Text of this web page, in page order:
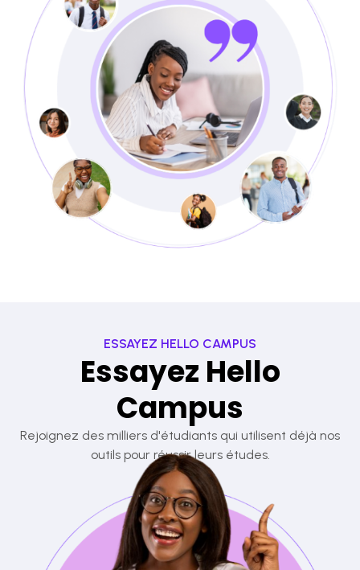
ESSAYEZ HELLO CAMPUS
Essayez Hello
Campus
Rejoignez des milliers d'étudiants qui utilisent déjà nos
outils pour réussir leurs études.